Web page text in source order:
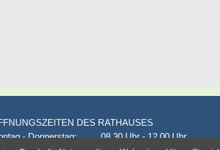
DES RATHAUSES
- Donnerstag:
08.30 Uhr - 12.00 Uhr